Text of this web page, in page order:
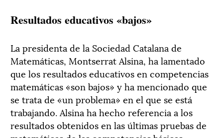
Resultados educativos «bajos»
La presidenta de la Sociedad Catalana de
Matemáticas, Montserrat Alsina, ha lamentado
que los resultados educativos en competencias
matemáticas «son bajos» y ha mencionado que
se trata de «un problema» en el que se está
trabajando. Alsina ha hecho referencia a los
resultados obtenidos en las últimas pruebas de